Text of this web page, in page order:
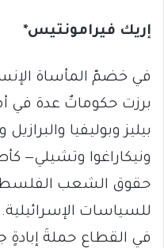
إريك فيرامونتيس*
في خضمّ المأساة
برزت حكوماتٌ عدة في
بيليز وبوليفيا
ونيكاراغوا وتشيلي—
حقوق الشعب
للسياسات
في القطاع حملةَ إبادةٍ